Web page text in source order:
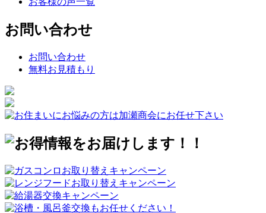
お問い合わせ
お問い合わせ
無料お見積もり